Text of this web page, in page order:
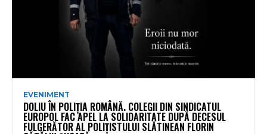
EVENIMENT
DOLIU ÎN POLIȚIA ROMÂNĂ. COLEGII DIN SINDICATUL
EUROPOL FAC APEL LA SOLIDARITATE DUPĂ DECESUL
FULGERĂTOR AL POLIȚISTULUI SLĂTINEAN FLORIN